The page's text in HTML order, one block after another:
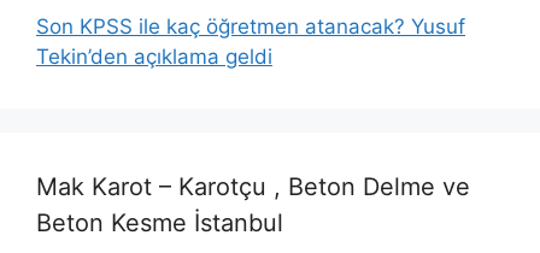
Son KPSS ile kaç öğretmen atanacak? Yusuf
Tekin’den açıklama geldi
Mak Karot – Karotçu , Beton Delme ve
Beton Kesme İstanbul